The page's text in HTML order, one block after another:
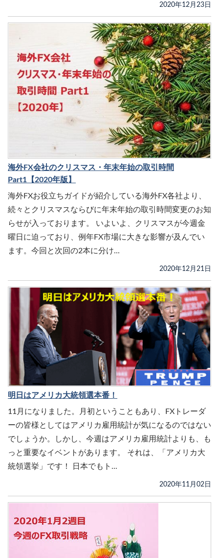
2020年12月23日
海外FX会社のクリスマス・年末年始の取引時間
Part1【2020年版】
海外FXお役立ちガイドが紹介している海外FX各社より、
続々とクリスマスならびに年末年始の取引時間変更のお知
らせが入っております。 いよいよ、クリスマスが今週金
曜日に迫っており、例年FX市場に大きな影響が及んでい
ます。今回と次回の2本に分け...
2020年12月21日
明日はアメリカ大統領選本番！
11月になりました。月初ということもあり、FXトレーダ
ーの皆様としてはアメリカ雇用統計が気になるのではない
でしょうか。しかし、今週はアメリカ雇用統計よりも、も
っと重要なイベントがあります。 それは、「アメリカ大
統領選挙」です！ 日本でもト...
2020年11月02日